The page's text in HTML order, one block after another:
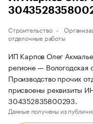
Строительство
отделочные работы
ИП Карпов Олег
регионе — Вологодская
Производство прочих
присвоены реквизиты
304352835800293.
Данные получены из